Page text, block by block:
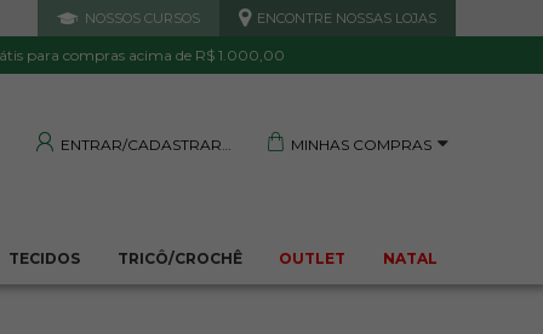
NOSSOS CURSOS ENCONTRE NOSSAS LOJAS
para compras acima de R$ 1.000,00
ENTRAR/CADASTRAR MINHAS COMPRAS
TECIDOS TRICÔ/CROCHÊ OUTLET NATAL
DE QUALIDADE TRANQUILIDADE E PROTEÇÃO